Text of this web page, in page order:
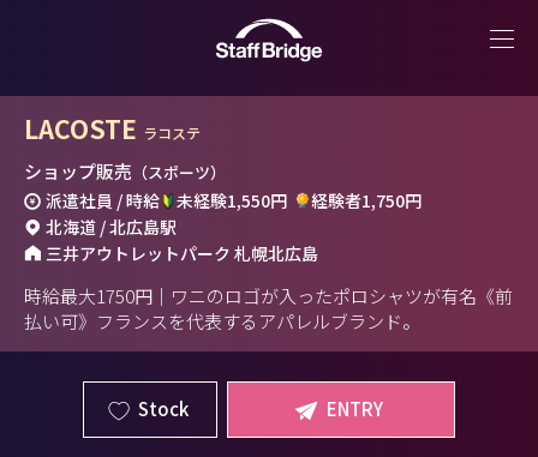
LACOSTE ラコステ
ショップ販売 （スポーツ）
派遣社員 / 時給 未経験1,550円
経験者1,750円
北海道 / 北広島駅
三井アウトレットパーク 札幌北広島
時給最大1750円｜ワニのロゴが入ったポロシャツが有名《前
払い可》フランスを代表するアパレルブランド。
Stock ENTRY